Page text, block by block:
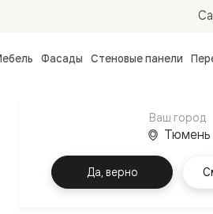
Фасады Стеновые панели
Ваш город
Тюмень
Да, верно